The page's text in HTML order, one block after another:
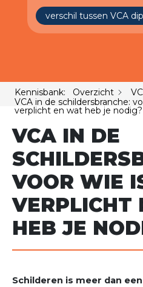
verschil tussen VCA
Kennisbank: Overzicht
VCA in de schildersbranche:
verplicht en wat heb je nodig?
VCA IN DE
VOOR WIE
VERPLICHT
HEB JE
Schilderen is meer dan